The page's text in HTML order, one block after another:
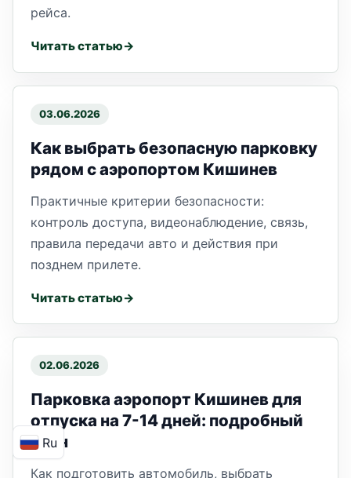
рейса.
Читать статью
03.06.2026
Как выбрать безопасную парковку
рядом с аэропортом Кишинев
Практичные критерии безопасности:
контроль доступа, видеонаблюдение, связь,
правила передачи авто и действия при
позднем прилете.
Читать статью
02.06.2026
Парковка аэропорт Кишинев для
отпуска на 7-14 дней: подробный
план
Как подготовить автомобиль, выбрать
Ru